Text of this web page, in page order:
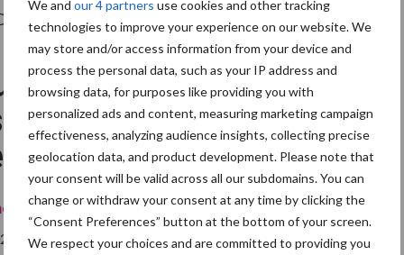
We and our 4 partners use cookies and other tracking
technologies to improve your experience on our website. We
may store and/or access information from your device and
process the personal data, such as your IP address and
browsing data, for purposes like providing you with
personalized ads and content, measuring marketing campaign
effectiveness, analyzing audience insights, collecting precise
geolocation data, and product development. Please note that
your consent will be valid across all our subdomains. You can
change or withdraw your consent at any time by clicking the
“Consent Preferences” button at the bottom of your screen.
We respect your choices and are committed to providing you
spreken een prijs af voor het vlees …
[Lees meer...]
ketenprojecten:
voor samen circulair
Subsidie varkenshouderij